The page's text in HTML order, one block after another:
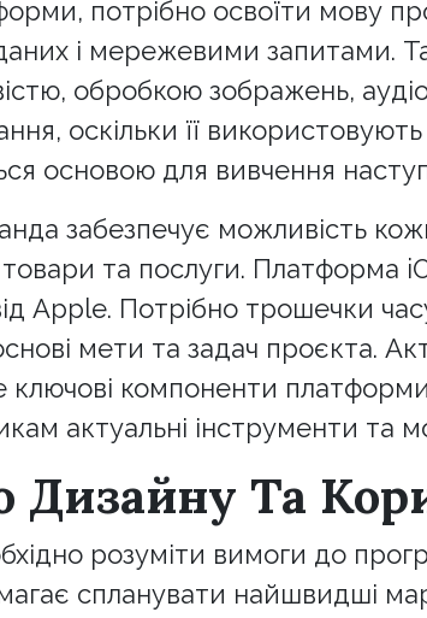
потрібно освоїти мову
і мережевими запитами.
обробкою зображень,
оскільки її
основою для вивчення
забезпечує можливість
товари та послуги.
Apple. Потрібно трошечки
мети та задач проєкта.
ключові компоненти
актуальні інструменти та
Та
розуміти вимоги до
спланувати найшвидші